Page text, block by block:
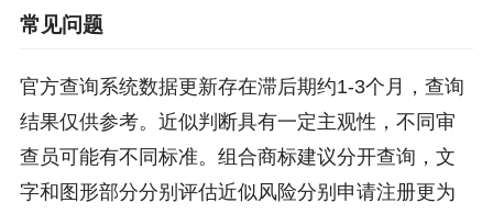
常见问题
官方查询系统数据更新存在滞后期约1-3个月，查询
结果仅供参考。近似判断具有一定主观性，不同审
查员可能有不同标准。组合商标建议分开查询，文
字和图形部分分别评估近似风险分别申请注册更为